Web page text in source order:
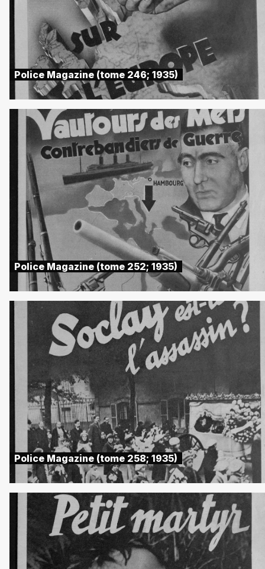
Police Magazine (tome 246; 1935)
Police Magazine (tome 252; 1935)
Police Magazine (tome 258; 1935)